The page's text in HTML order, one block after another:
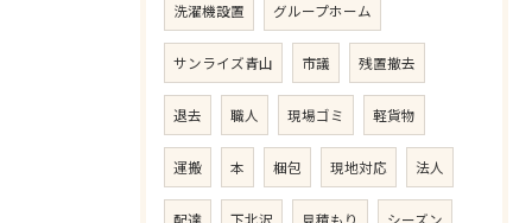
洗濯機設置 グループホーム
サンライズ青山 市議 残置撤去
退去 職人 現場ゴミ 軽貨物
運搬 本 梱包 現地対応 法人